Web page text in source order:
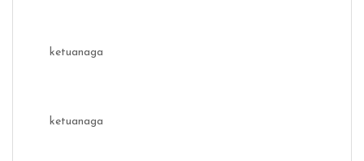
ketuanaga
ketuanaga